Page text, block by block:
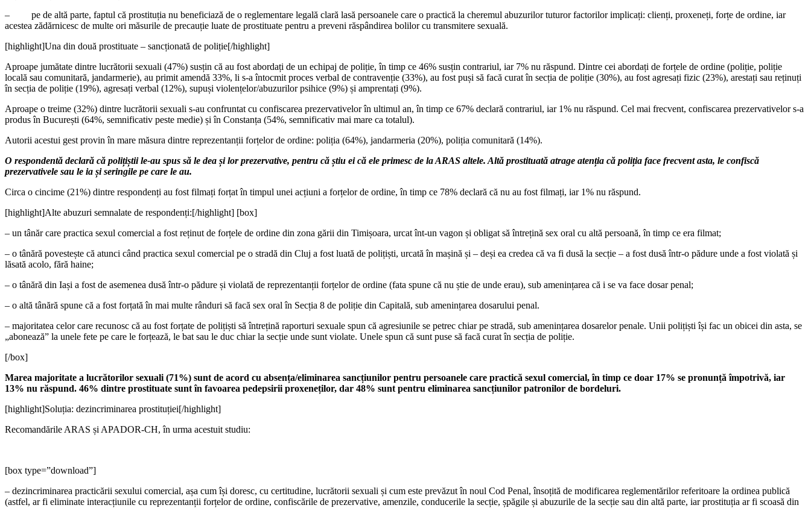
– pe de altă parte, faptul că prostituția nu beneficiază de o reglementare legală clară lasă persoanele care o practică la cheremul abuzurilor tuturor factorilor implicați: clienți, proxeneți, forțe de ordine, iar
acestea zădărnicesc de multe ori măsurile de precauție luate de prostituate pentru a preveni răspândirea bolilor cu transmitere sexuală.
[highlight]Una din două prostituate – sancționată de poliție[/highlight]
Aproape jumătate dintre lucrătorii sexuali (47%) susțin că au fost abordați de un echipaj de poliție, în timp ce 46% susțin contrariul, iar 7% nu răspund. Dintre cei abordați de forțele de ordine (poliție, poliție
locală sau comunitară, jandarmerie), au primit amendă 33%, li s-a întocmit proces verbal de contravenție (33%), au fost puși să facă curat în secția de poliție (30%), au fost agresați fizic (23%), arestați sau reținuți
în secția de poliție (19%), agresați verbal (12%), supuși violențelor/abuzurilor psihice (9%) și amprentați (9%).
Aproape o treime (32%) dintre lucrătorii sexuali s-au confruntat cu confiscarea prezervativelor în ultimul an, în timp ce 67% declară contrariul, iar 1% nu răspund. Cel mai frecvent, confiscarea prezervativelor s-a
produs în București (64%, semnificativ peste medie) și în Constanța (54%, semnificativ mai mare ca totalul).
Autorii acestui gest provin în mare măsura dintre reprezentanții forțelor de ordine: poliția (64%), jandarmeria (20%), poliția comunitară (14%).
O respondentă declară că polițiștii le-au spus să le dea și lor prezervative, pentru că știu ei că ele primesc de la ARAS altele. Altă prostituată atrage atenția că poliția face frecvent asta, le confiscă
prezervativele sau le ia și seringile pe care le au.
Circa o cincime (21%) dintre respondenți au fost filmați forțat în timpul unei acțiuni a forțelor de ordine, în timp ce 78% declară că nu au fost filmați, iar 1% nu răspund.
[highlight]Alte abuzuri semnalate de respondenți:[/highlight] [box]
– un tânăr care practica sexul comercial a fost reținut de forțele de ordine din zona gării din Timișoara, urcat înt-un vagon și obligat să întrețină sex oral cu altă persoană, în timp ce era filmat;
– o tânără povestește că atunci când practica sexul comercial pe o stradă din Cluj a fost luată de polițiști, urcată în mașină și – deși ea credea că va fi dusă la secție – a fost dusă într-o pădure unde a fost violată și
lăsată acolo, fără haine;
– o tânără din Iași a fost de asemenea dusă într-o pădure și violată de reprezentanții forțelor de ordine (fata spune că nu știe de unde erau), sub amenințarea că i se va face dosar penal;
– o altă tânără spune că a fost forțată în mai multe rânduri să facă sex oral în Secția 8 de poliție din Capitală, sub amenințarea dosarului penal.
– majoritatea celor care recunosc că au fost forțate de polițiști să întrețină raporturi sexuale spun că agresiunile se petrec chiar pe stradă, sub amenințarea dosarelor penale. Unii polițiști își fac un obicei din asta, se
„abonează” la unele fete pe care le forțează, le bat sau le duc chiar la secție unde sunt violate. Unele spun că sunt puse să facă curat în secția de poliție.
[/box]
Marea majoritate a lucrătorilor sexuali (71%) sunt de acord cu absența/eliminarea sancțiunilor pentru persoanele care practică sexul comercial, în timp ce doar 17% se pronunță împotrivă, iar
13% nu răspund. 46% dintre prostituate sunt în favoarea pedepsirii proxeneților, dar 48% sunt pentru eliminarea sancțiunilor patronilor de bordeluri.
[highlight]Soluția: dezincriminarea prostituției[/highlight]
Recomandările ARAS și APADOR-CH, în urma acestuit studiu:
[box type=”download”]
– dezincriminarea practicării sexului comercial, așa cum își doresc, cu certitudine, lucrătorii sexuali și cum este prevăzut în noul Cod Penal, însoțită de modificarea reglementărilor referitoare la ordinea publică
(astfel, ar fi eliminate interacțiunile cu reprezentanții forțelor de ordine, confiscările de prezervative, amenzile, conducerile la secție, șpăgile și abuzurile de la secție sau din altă parte, iar prostituția ar fi scoasă din